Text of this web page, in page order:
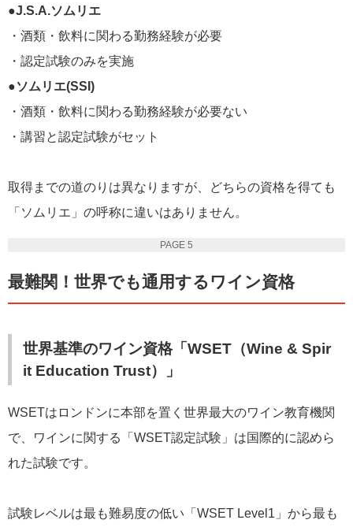
●J.S.A.ソムリエ
・酒類・飲料に関わる勤務経験が必要
・認定試験のみを実施
●ソムリエ(SSI)
・酒類・飲料に関わる勤務経験が必要ない
・講習と認定試験がセット
取得までの道のりは異なりますが、どちらの資格を得ても
「ソムリエ」の呼称に違いはありません。
PAGE 5
最難関！世界でも通用するワイン資格
世界基準のワイン資格「WSET（Wine & Spir
it Education Trust）」
WSETはロンドンに本部を置く世界最大のワイン教育機関
で、ワインに関する「WSET認定試験」は国際的に認めら
れた試験です。
試験レベルは最も難易度の低い「WSET Level1」から最も